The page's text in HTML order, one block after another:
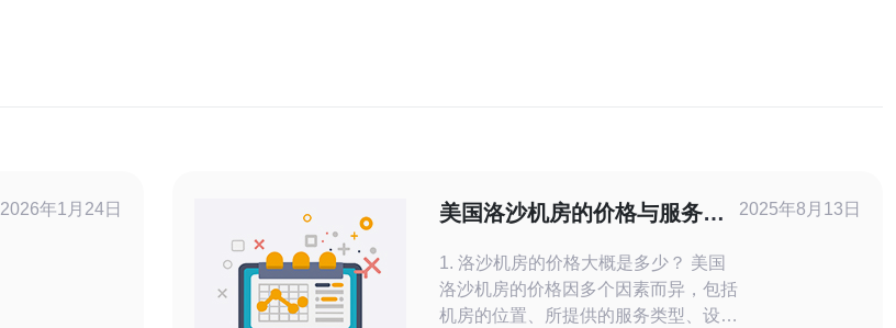
2026年1月24日
美国洛沙机房的价格与服务分
1. 洛沙机房的价格大概是多少？ 美国
洛沙机房的价格因多个因素而异，包括
机房的位置、所提供的服务类型、设备
2025年8月13日